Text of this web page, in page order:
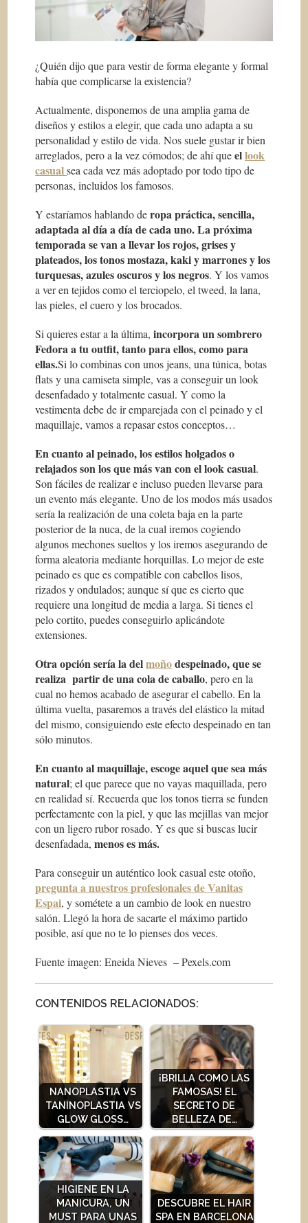
¿Quién dijo que para vestir de forma elegante y formal
había que complicarse la existencia?
Actualmente, disponemos de una amplia gama de
diseños y estilos a elegir, que cada uno adapta a su
personalidad y estilo de vida. Nos suele gustar ir bien
arreglados, pero a la vez cómodos; de ahí queellook
casualsea cada vez más adoptado por todo tipo de
personas, incluidos los famosos.
Y estaríamos hablando deropa práctica, sencilla,
adaptada al día a día de cada uno. La próxima
temporada se van a llevar los rojos, grises y
plateados, los tonos mostaza, kaki y marrones y los
turquesas, azules oscuros y los negros. Y los vamos
a ver en tejidos como el terciopelo, el tweed, la lana,
las pieles, el cuero y los brocados.
Si quieres estar a la última,incorpora un sombrero
Fedora a tu outfit, tanto para ellos, como para
ellas.Si lo combinas con unos jeans, una túnica, botas
flats y una camiseta simple, vas a conseguir un look
desenfadado y totalmente casual. Y como la
vestimenta debe de ir emparejada con el peinado y el
maquillaje, vamos a repasar estos conceptos…
En cuanto al peinado, los estilos holgados o
relajados son los que más van con el look casual.
Son fáciles de realizar e incluso pueden llevarse para
un evento más elegante. Uno de los modos más usados
sería la realización de una coleta baja en la parte
posterior de la nuca, de la cual iremos cogiendo
algunos mechones sueltos y los iremos asegurando de
forma aleatoria mediante horquillas. Lo mejor de este
peinado es que es compatible con cabellos lisos,
rizados y ondulados; aunque sí que es cierto que
requiere una longitud de media a larga. Si tienes el
pelo cortito, puedes conseguirlo aplicándote
extensiones.
Otra opción sería la delmoñodespeinado, que se
realiza partir de una cola de caballo, pero en la
cual no hemos acabado de asegurar el cabello. En la
última vuelta, pasaremos a través del elástico la mitad
del mismo, consiguiendo este efecto despeinado en tan
sólo minutos.
En cuanto al maquillaje, escoge aquel que sea más
natural; el que parece que no vayas maquillada, pero
en realidad sí. Recuerda que los tonos tierra se funden
perfectamente con la piel, y que las mejillas van mejor
con un ligero rubor rosado. Y es que si buscas lucir
desenfadada,menos es más.
Para conseguir un auténtico look casual este otoño,
pregunta a nuestros profesionales de Vanitas
Espai, y sométete a un cambio de look en nuestro
salón. Llegó la hora de sacarte el máximo partido
posible, así que no te lo pienses dos veces.
Fuente imagen: Eneida Nieves – Pexels.com
CONTENIDOS RELACIONADOS:
NANOPLASTIA VS
TANINOPLASTIA VS
GLOW GLOSS…
¡BRILLA COMO LAS
FAMOSAS! EL
SECRETO DE
BELLEZA DE…
HIGIENE EN LA
MANICURA, UN
MUST PARA UNAS
DESCUBRE EL HAIR
SPA EN BARCELONA